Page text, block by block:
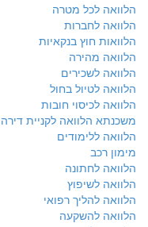
הלוואה לכל מטרה
הלוואה לחברות
הלוואות חוץ בנקאיות
הלוואה מהירה
הלוואה לשכירים
הלוואה לטיול בחול
הלוואה לכיסוי חובות
משכנתא הלוואה לקניית דירה
הלוואה ללימודים
מימון רכב
הלוואה לחתונה
הלוואה לשיפוץ
הלוואה להליך רפואי
הלוואה להשקעה